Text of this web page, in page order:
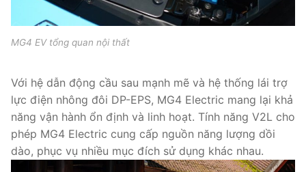
MG4 EV tổng quan nội thất
Với hệ dẫn động cầu sau mạnh mẽ và hệ thống lái trợ
lực điện nhông đôi DP-EPS, MG4 Electric mang lại khả
năng vận hành ổn định và linh hoạt. Tính năng V2L cho
phép MG4 Electric cung cấp nguồn năng lượng dồi
dào, phục vụ nhiều mục đích sử dụng khác nhau.